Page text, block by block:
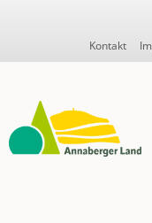
Navigation
überspringen
Kontakt